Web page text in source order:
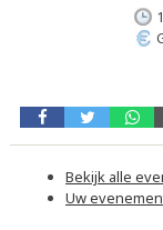
Bekijk alle
Uw